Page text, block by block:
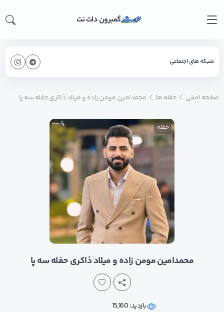
گمبرون دات نت
شبکه های اجتماعی
صفحه اصلی حفله ها محمدامین مومن زاده و میلاد ذاکری حفله سه پا
حفله
محمدامین مومن زاده و میلاد ذاکری حفله سه پا
بازدید: 15,160